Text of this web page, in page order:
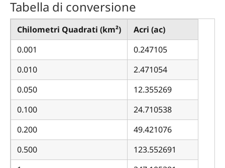
Tabella di conversione
Chilometri Quadrati (km²)
Acri (ac)
0.001
0.247105
0.010
2.471054
0.050
12.355269
0.100
24.710538
0.200
49.421076
0.500
123.552691